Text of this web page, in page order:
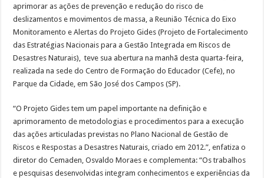
aprimorar as ações de prevenção e redução do risco de
deslizamentos e movimentos de massa, a Reunião Técnica do Eixo
Monitoramento e Alertas do Projeto Gides (Projeto de Fortalecimento
das Estratégias Nacionais para a Gestão Integrada em Riscos de
Desastres Naturais), teve sua abertura na manhã desta quarta-feira,
realizada na sede do Centro de Formação do Educador (Cefe), no
Parque da Cidade, em São José dos Campos (SP).
“O Projeto Gides tem um papel importante na definição e
aprimoramento de metodologias e procedimentos para a execução
das ações articuladas previstas no Plano Nacional de Gestão de
Riscos e Respostas a Desastres Naturais, criado em 2012.”, enfatiza o
diretor do Cemaden, Osvaldo Moraes e complementa: “Os trabalhos
e pesquisas desenvolvidas integram conhecimentos e experiências da